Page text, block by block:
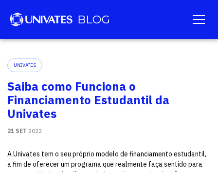
UNIVATES
Saiba como Funciona o
Financiamento Estudantil da
Univates
21 SET 2022
A Univates tem o seu próprio modelo de financiamento estudantil,
a fim de oferecer um programa que realmente faça sentido para